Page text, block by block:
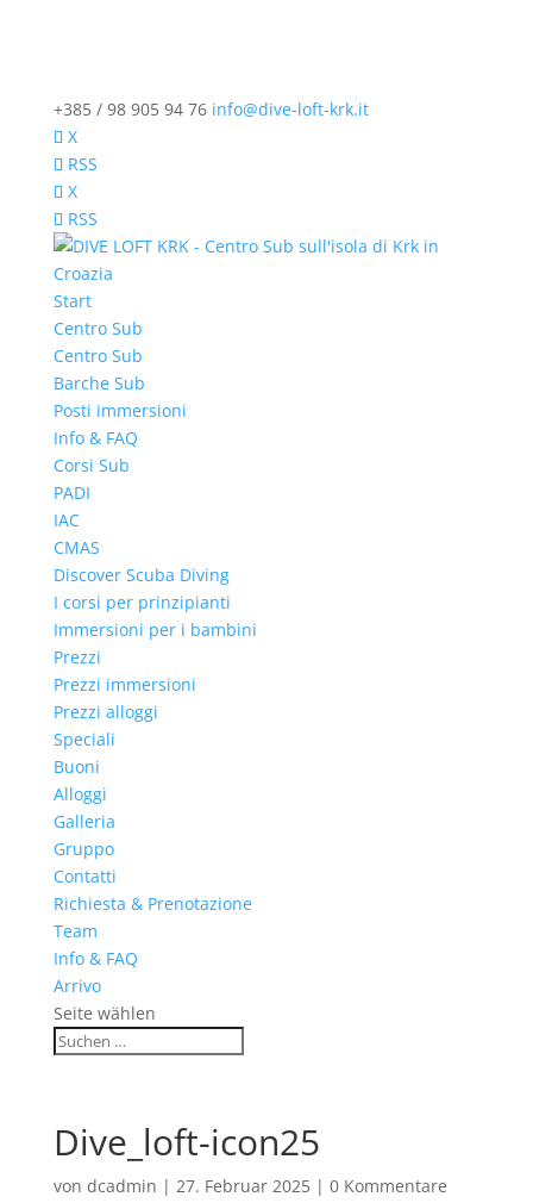
+385 / 98 905 94 76 info@dive-loft-krk.it
X
RSS
X
RSS
Start
Centro Sub
Centro Sub
Barche Sub
Posti immersioni
Info & FAQ
Corsi Sub
PADI
IAC
CMAS
Discover Scuba Diving
I corsi per prinzipianti
Immersioni per i bambini
Prezzi
Prezzi immersioni
Prezzi alloggi
Speciali
Buoni
Alloggi
Galleria
Gruppo
Contatti
Richiesta & Prenotazione
Team
Info & FAQ
Arrivo
Seite wählen
Dive_loft-icon25
von dcadmin | 27. Februar 2025| 0 Kommentare